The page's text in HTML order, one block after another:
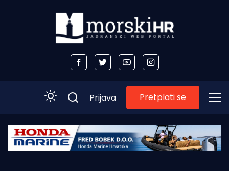
Početna
Prijava Pretplati se